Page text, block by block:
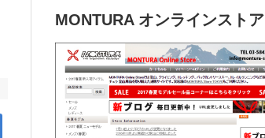
MONTURA オンラインストア